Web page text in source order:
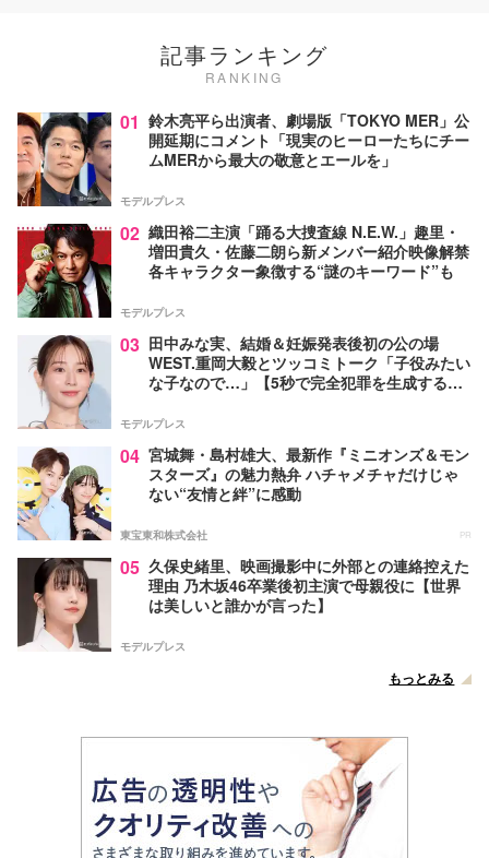
記事ランキング
RANKING
01 鈴木亮平ら出演者、劇場版「TOKYO MER」公
開延期にコメント「現実のヒーローたちにチー
ムMERから最大の敬意とエールを」
モデルプレス
02 織田裕二主演「踊る大捜査線 N.E.W.」趣里・
増田貴久・佐藤二朗ら新メンバー紹介映像解禁
各キャラクター象徴する“謎のキーワード”も
モデルプレス
03 田中みな実、結婚＆妊娠発表後初の公の場
WEST.重岡大毅とツッコミトーク「子役みたい
な子なので…」【5秒で完全犯罪を生成する方
モデルプレス
04 宮城舞・島村雄大、最新作『ミニオンズ＆モン
スターズ』の魅力熱弁 ハチャメチャだけじゃ
ない“友情と絆”に感動
東宝東和株式会社 PR
05 久保史緒里、映画撮影中に外部との連絡控えた
理由 乃木坂46卒業後初主演で母親役に【世界
は美しいと誰かが言った】
モデルプレス
もっとみる